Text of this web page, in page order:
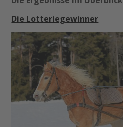
Die Lotteriegewinner